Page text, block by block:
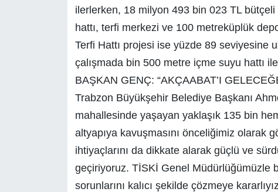
ilerlerken, 18 milyon 493 bin 023 TL
hattı, terfi merkezi ve 100 metreküplük
Terfi Hattı projesi ise yüzde 89 seviyesine
çalışmada bin 500 metre içme suyu hattı
BAŞKAN GENÇ: “AKÇAABAT’I
Trabzon Büyükşehir Belediye Başkanı
mahallesinde yaşayan yaklaşık 135 bin
altyapıya kavuşmasını önceliğimiz olarak
ihtiyaçlarını da dikkate alarak güçlü ve
geçiriyoruz. TİSKİ Genel Müdürlüğümüzle
sorunlarını kalıcı şekilde çözmeye